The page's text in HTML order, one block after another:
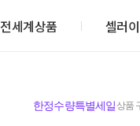
전세계상품 셀러
한정수량특별세일상품